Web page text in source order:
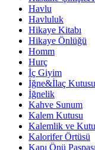
Havlu
Havluluk
Hikaye Kitabı
Hikaye Önlüğü
Homm
Hurç
İç Giyim
İğne&İlaç Kutusu
İğnelik
Kahve Sunum
Kalem Kutusu
Kalemlik ve Kutu
Kalorifer Örtüsü
Kapı Önü Paspası